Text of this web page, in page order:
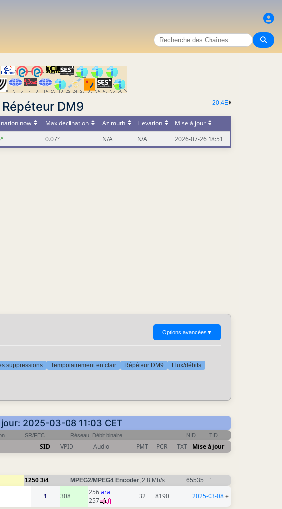
20.4E
Répéteur DM9
now Max declination Azimuth Elevation
Mise à jour
0.07° N/A N/A 2026-07-26 18:51
Options avancées ▼
suppressions Temporairement en clair Répéteur DM9 Flux/débits
2025-03-08 11:03 CET
SR/FEC Réseau, Débit binaire NID TID
SID VPID Audio PMT PCR TXT Mise à jour
1250 3/4 MPEG2/MPEG4 Encoder , 2.8 Mb/s 65535 1
1 308 256ara
257
32 8190 2025-03-08+